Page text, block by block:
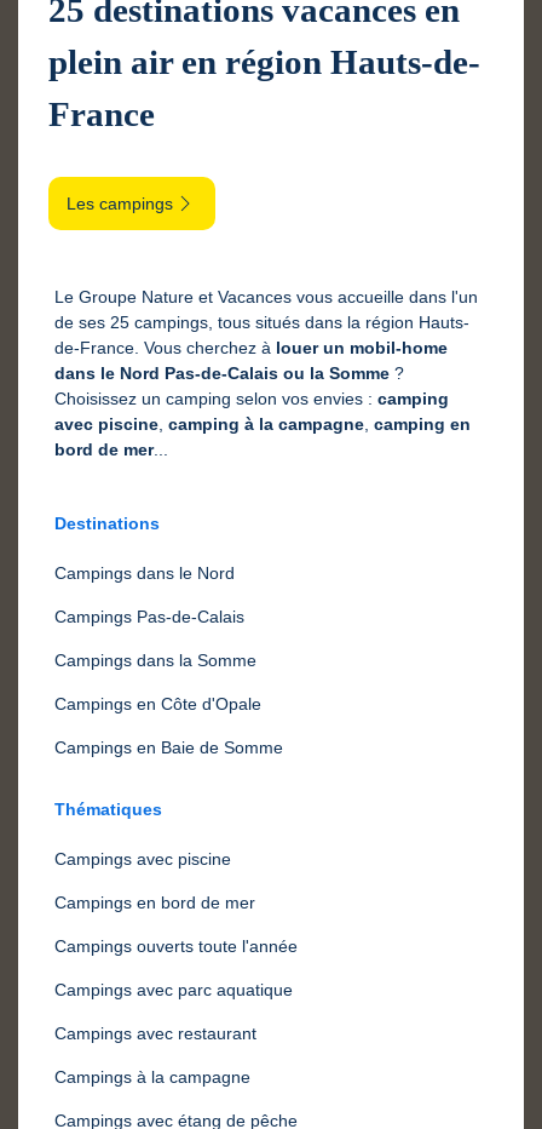
25 destinations vacances en
plein air en région Hauts-de-
France
Les campings
Le Groupe Nature et Vacances vous accueille dans l'un
de ses 25 campings, tous situés dans la région Hauts-
de-France. Vous cherchez à louer un mobil-home
dans le Nord Pas-de-Calais ou la Somme ?
Choisissez un camping selon vos envies : camping
avec piscine, camping à la campagne, camping en
bord de mer...
Destinations
Campings dans le Nord
Campings Pas-de-Calais
Campings dans la Somme
Campings en Côte d'Opale
Campings en Baie de Somme
Thématiques
Campings avec piscine
Campings en bord de mer
Campings ouverts toute l'année
Campings avec parc aquatique
Campings avec restaurant
Campings à la campagne
Campings avec étang de pêche